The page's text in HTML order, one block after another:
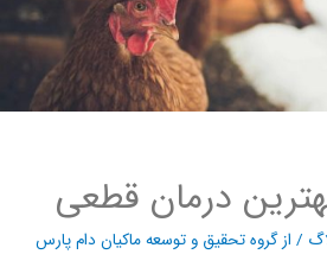
درمان قطعی
گروه تحقیق و توسعه ماکیان دام پارس